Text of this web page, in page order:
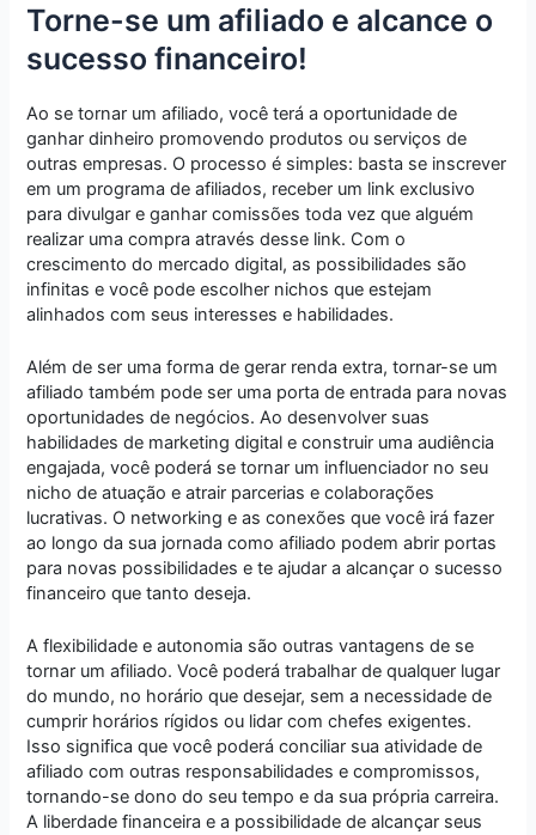
Torne-se um afiliado e alcance o
sucesso financeiro!
Ao se tornar um afiliado, você terá a oportunidade de
ganhar dinheiro promovendo produtos ou serviços de
outras empresas. O processo é simples: basta se inscrever
em um programa de afiliados, receber um link exclusivo
para divulgar e ganhar comissões toda vez que alguém
realizar uma compra através desse link. Com o
crescimento do mercado digital, as possibilidades são
infinitas e você pode escolher nichos que estejam
alinhados com seus interesses e habilidades.
Além de ser uma forma de gerar renda extra, tornar-se um
afiliado também pode ser uma porta de entrada para novas
oportunidades de negócios. Ao desenvolver suas
habilidades de marketing digital e construir uma audiência
engajada, você poderá se tornar um influenciador no seu
nicho de atuação e atrair parcerias e colaborações
lucrativas. O networking e as conexões que você irá fazer
ao longo da sua jornada como afiliado podem abrir portas
para novas possibilidades e te ajudar a alcançar o sucesso
financeiro que tanto deseja.
A flexibilidade e autonomia são outras vantagens de se
tornar um afiliado. Você poderá trabalhar de qualquer lugar
do mundo, no horário que desejar, sem a necessidade de
cumprir horários rígidos ou lidar com chefes exigentes.
Isso significa que você poderá conciliar sua atividade de
afiliado com outras responsabilidades e compromissos,
tornando-se dono do seu tempo e da sua própria carreira.
A liberdade financeira e a possibilidade de alcançar seus